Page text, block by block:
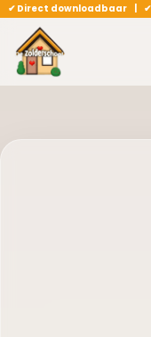
✔ Direct downloadbaar |